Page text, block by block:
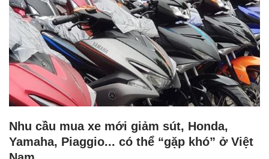
Nhu cầu mua xe mới giảm sút, Honda,
Yamaha, Piaggio... có thể “gặp khó” ở Việt